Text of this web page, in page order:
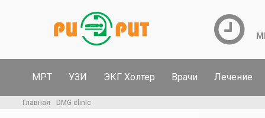
МРТ УЗИ ЭКГ Холтер Врачи Лечение
Главная DMG-clinic